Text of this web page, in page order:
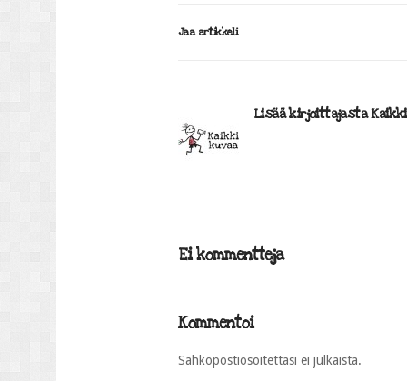
Jaa artikkeli
Lisää kirjoittajasta
Ei kommentteja
Kommentoi
Sähköpostiosoitettasi ei julkaista.